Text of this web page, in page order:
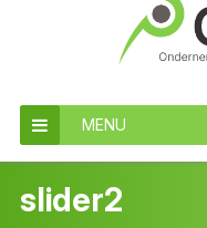
MENU
slider2